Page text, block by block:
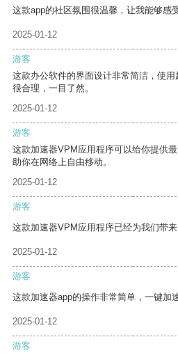
这款app的社区氛围很温馨，让我能够感
2025-01-12
游客
这款办公软件的界面设计非常简洁，使
很合理，一目了然。
2025-01-12
游客
这款加速器VPM应用程序可以给你提供
助你在网络上自由移动。
2025-01-12
游客
这款加速器VPM应用程序已经为我们带
2025-01-12
游客
这款加速器app的操作非常简单，一键加
2025-01-12
游客